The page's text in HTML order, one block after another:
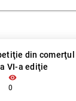
din
VI-a ediţie
visibility
0